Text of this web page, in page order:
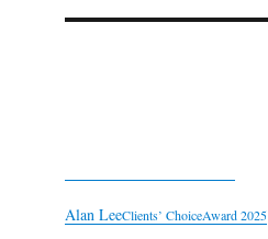
Alan LeeClients’ ChoiceAward 2025